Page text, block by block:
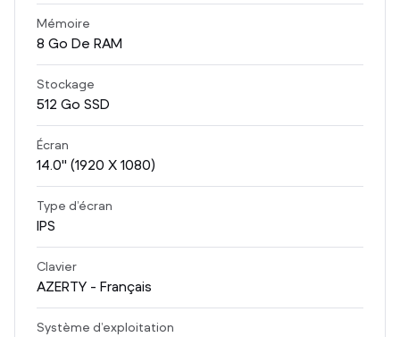
Mémoire
8 Go De RAM
Stockage
512 Go SSD
Écran
14.0" (1920 X 1080)
Type d’écran
IPS
Clavier
AZERTY - Français
Système d’exploitation